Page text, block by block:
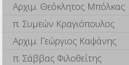
Αρχιμ. Θεόκλητος Μπόλκας
π. Συμεών Κραγιόπουλος
Αρχιμ. Γεώργιος Καψάνης
π. Σάββας Φιλοθεΐτης